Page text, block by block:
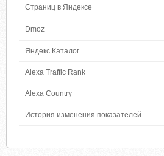
Страниц в Яндексе
Dmoz
Яндекс Каталог
Alexa Traffic Rank
Alexa Country
История изменения показателей